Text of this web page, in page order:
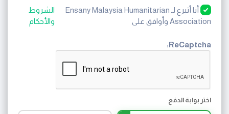
أنا أتبرع لـ Ensany Malaysia Humanitarian
Association وأوافق على
الشروط
والأحكام
ReCaptcha:
اختر بوابة الدفع